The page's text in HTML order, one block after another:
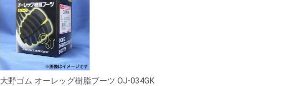
大野ゴム オーレッグ樹脂ブーツ OJ-034GK